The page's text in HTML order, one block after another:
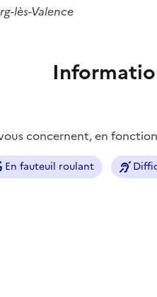
lès-Valence
concernent, en
En fauteuil roulant